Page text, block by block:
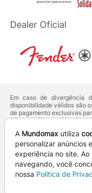
Dealer Oficial
Em caso de divergência
disponibilidade válidos são
de pagamento exclusivas
Ofertas válidas até o
deVenda Corporativa.
Os preços apresentados no
qualquer outro meio de
Defesa do Consumidor:Lei
Vendas sujeitas à
A Mundomax utiliza
personalizar anúncios
experiência no site. Ao
navegando, você
nossa Política de